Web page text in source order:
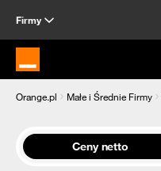
Firmy
Strona główna Orange.pl
Orange.pl Małe i Średnie Firmy
Ceny netto